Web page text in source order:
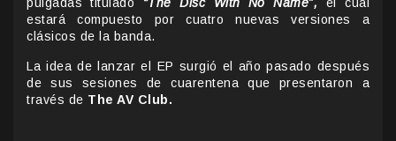
estará compuesto por cuatro nuevas versiones a
clásicos de la banda.
La idea de lanzar el EP surgió el año pasado después
de sus sesiones de cuarentena que presentaron a
través de The AV Club.